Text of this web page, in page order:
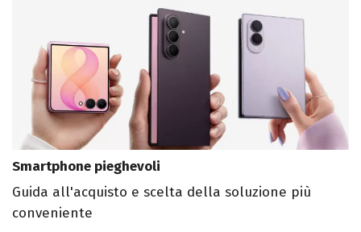
Smartphone pieghevoli
Guida all'acquisto e scelta della soluzione più
conveniente